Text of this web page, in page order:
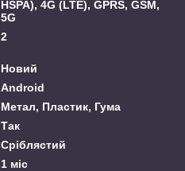
HSPA), 4G (LTE), GPRS, GSM,
5G
2
Новий
Android
Метал, Пластик, Гума
Так
Сріблястий
1 міс